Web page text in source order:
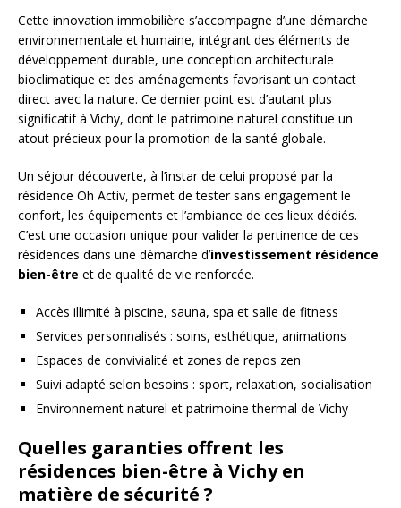
Cette innovation immobilière s’accompagne d’une démarche
environnementale et humaine, intégrant des éléments de
développement durable, une conception architecturale
bioclimatique et des aménagements favorisant un contact
direct avec la nature. Ce dernier point est d’autant plus
significatif à Vichy, dont le patrimoine naturel constitue un
atout précieux pour la promotion de la santé globale.
Un séjour découverte, à l’instar de celui proposé par la
résidence Oh Activ, permet de tester sans engagement le
confort, les équipements et l’ambiance de ces lieux dédiés.
C’est une occasion unique pour valider la pertinence de ces
résidences dans une démarche d’investissement résidence
bien-être et de qualité de vie renforcée.
Accès illimité à piscine, sauna, spa et salle de fitness
Services personnalisés : soins, esthétique, animations
Espaces de convivialité et zones de repos zen
Suivi adapté selon besoins : sport, relaxation, socialisation
Environnement naturel et patrimoine thermal de Vichy
Quelles garanties offrent les
résidences bien-être à Vichy en
matière de sécurité ?